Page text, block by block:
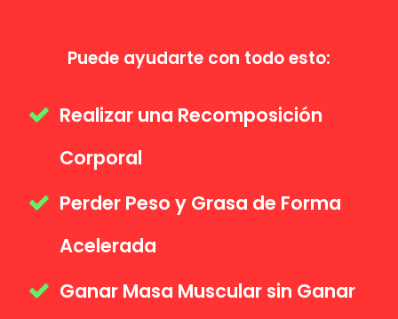
Puede ayudarte con todo esto:
Realizar una Recomposición
Corporal
Perder Peso y Grasa de Forma
Acelerada
Ganar Masa Muscular sin Ganar